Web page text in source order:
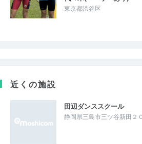
東京都渋谷区
近くの施設
田辺ダンススクール
静岡県三島市三ツ谷新田２